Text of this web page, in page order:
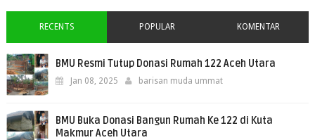
RECENTS POPULAR KOMENTAR
BMU Resmi Tutup Donasi Rumah 122 Aceh Utara
Jan 08, 2025 barisan muda ummat
BMU Buka Donasi Bangun Rumah Ke 122 di Kuta
Makmur Aceh Utara